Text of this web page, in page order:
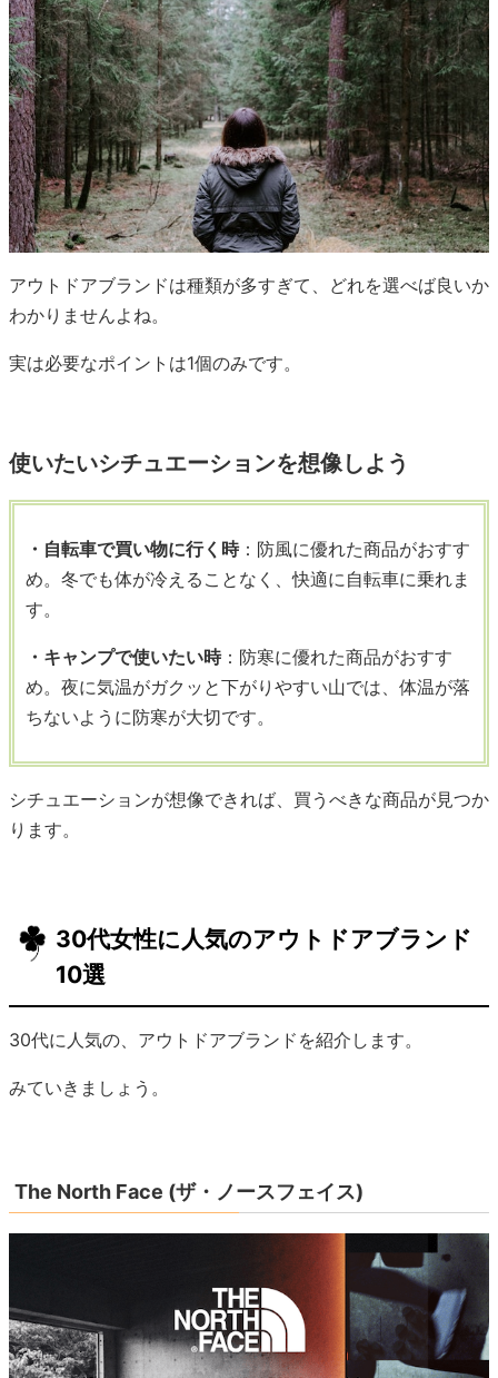
アウトドアブランドは種類が多すぎて、どれを選べば良いか
わかりませんよね。
実は必要なポイントは1個のみです。
使いたいシチュエーションを想像しよう
・自転車で買い物に行く時：防風に優れた商品がおすす
め。冬でも体が冷えることなく、快適に自転車に乗れま
す。
・キャンプで使いたい時：防寒に優れた商品がおすす
め。夜に気温がガクッと下がりやすい山では、体温が落
ちないように防寒が大切です。
シチュエーションが想像できれば、買うべきな商品が見つか
ります。
30代女性に人気のアウトドアブランド
10選
30代に人気の、アウトドアブランドを紹介します。
みていきましょう。
The North Face (ザ・ノースフェイス)